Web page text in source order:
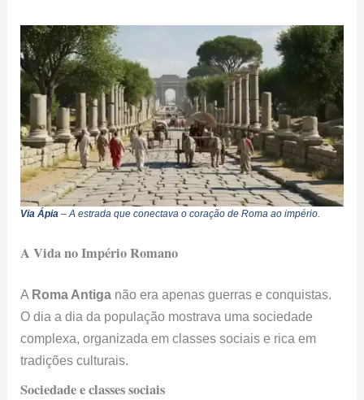
Via Ápia – A estrada que conectava o coração de Roma ao império.
A Vida no Império Romano
A Roma Antiga não era apenas guerras e conquistas.
O dia a dia da população mostrava uma sociedade
complexa, organizada em classes sociais e rica em
tradições culturais.
Sociedade e classes sociais